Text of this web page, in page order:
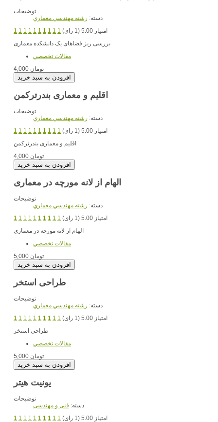
توضیحات
دسته: رشته مهندسي معماري
1 1 1 1 1 1 1 1 1 1
امتیاز 5.00 (1 رای)
مقالات تخصصي
4,000 تومان
اقلیم و معماری بندرترکمن
توضیحات
دسته: رشته مهندسي معماري
1 1 1 1 1 1 1 1 1 1
امتیاز 5.00 (1 رای)
اقلیم و معماری بندرترکمن
4,000 تومان
الهام از لانه مورچه در معماری
توضیحات
دسته: رشته مهندسي معماري
1 1 1 1 1 1 1 1 1 1
امتیاز 5.00 (1 رای)
الهام از لانه مورچه در معماری
مقالات تخصصي
5,000 تومان
طراحی استخر
توضیحات
دسته: رشته مهندسي معماري
1 1 1 1 1 1 1 1 1 1
امتیاز 5.00 (1 رای)
مقالات تخصصي
5,000 تومان
یونیت هیتر
توضیحات
دسته: فنی و مهندسی
1 1 1 1 1 1 1 1 1 1
امتیاز 5.00 (1 رای)